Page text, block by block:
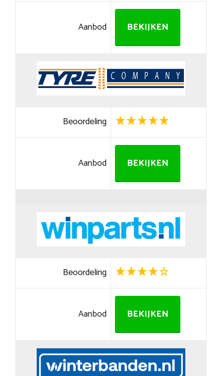
Aanbod BEKIJKEN
Beoordeling
Aanbod BEKIJKEN
Beoordeling
Aanbod BEKIJKEN